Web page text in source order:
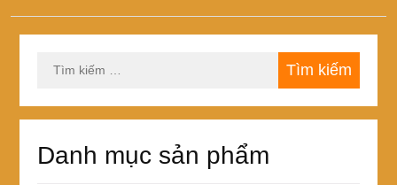
chọn
trang
kiếm
Danh mục sản phẩm